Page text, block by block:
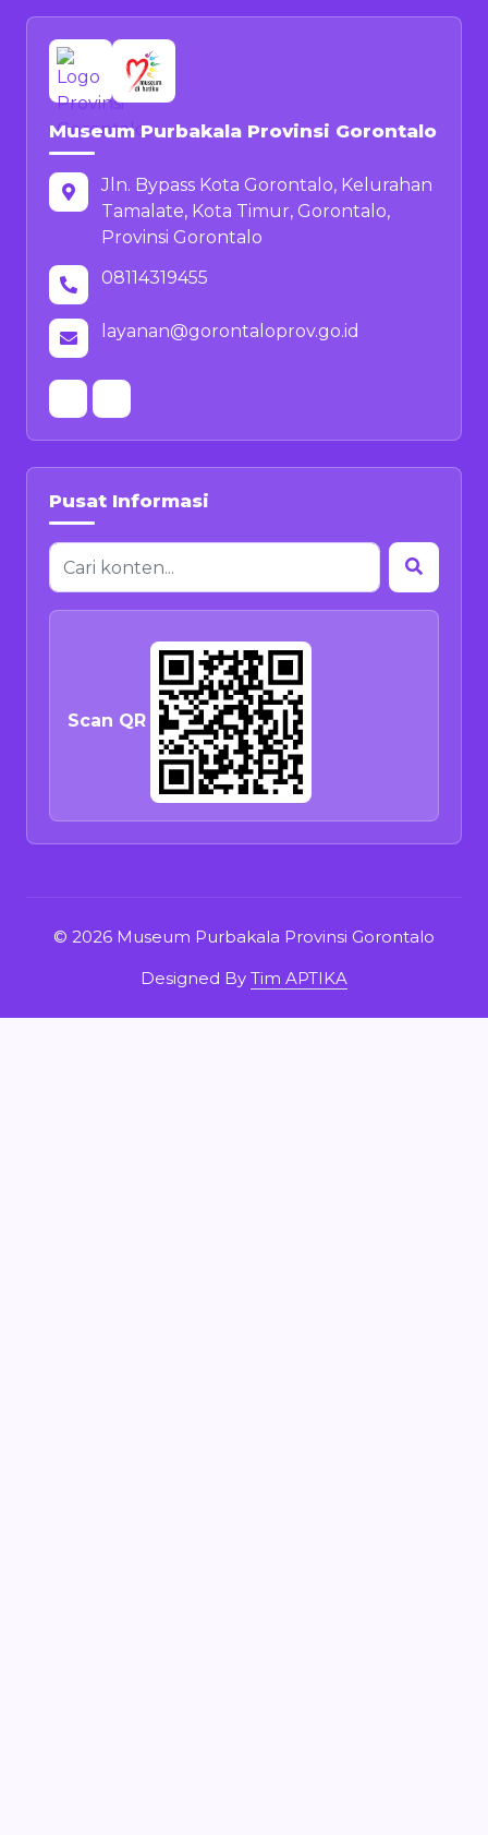
Museum Purbakala Provinsi Gorontalo
Jln. Bypass Kota Gorontalo, Kelurahan
Tamalate, Kota Timur, Gorontalo,
Provinsi Gorontalo
08114319455
layanan@gorontaloprov.go.id
Pusat Informasi
Scan QR
© 2026 Museum Purbakala Provinsi Gorontalo
Designed By Tim APTIKA